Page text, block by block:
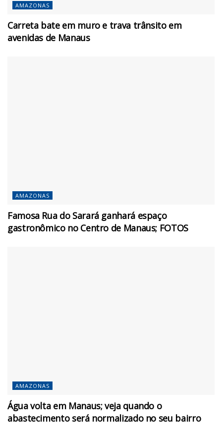
AMAZONAS
Carreta bate em muro e trava trânsito em
avenidas de Manaus
AMAZONAS
Famosa Rua do Sarará ganhará espaço
gastronômico no Centro de Manaus; FOTOS
AMAZONAS
Água volta em Manaus; veja quando o
abastecimento será normalizado no seu bairro